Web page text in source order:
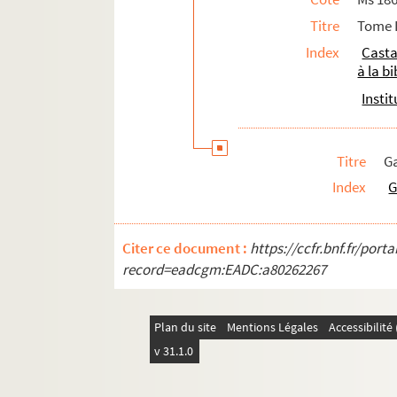
69. De la Girennerie (1 lettre, 1892)
72. Giry Arthur (2 lettres, 1882-1884)
77. Goguel (14 lettres, 1862-1865)
105. Grandmougin Ch. (1 lettre,
112. Grellet Jean (1 lettre, 1892)
115. Grenier Édouard (1 lettre, 1892)
118. Grognot (3 lettres, 1889).
129. Gruyer (1 lettre, 1891)
132. abbé Guelle (1 lettre, s. d.)
135. Guessard Francis (2 lettres,
143. Henrard (3 lettres, 1885-1886)
150. Hild (1 lettre, 1883)
Titre
Tome
Index
à la
Titre
Index
Citer ce document : https://ccfr.bnf.fr/
record=eadcgm:EADC:a80262267
Plan du site Mentions Légales
v 31.1.0